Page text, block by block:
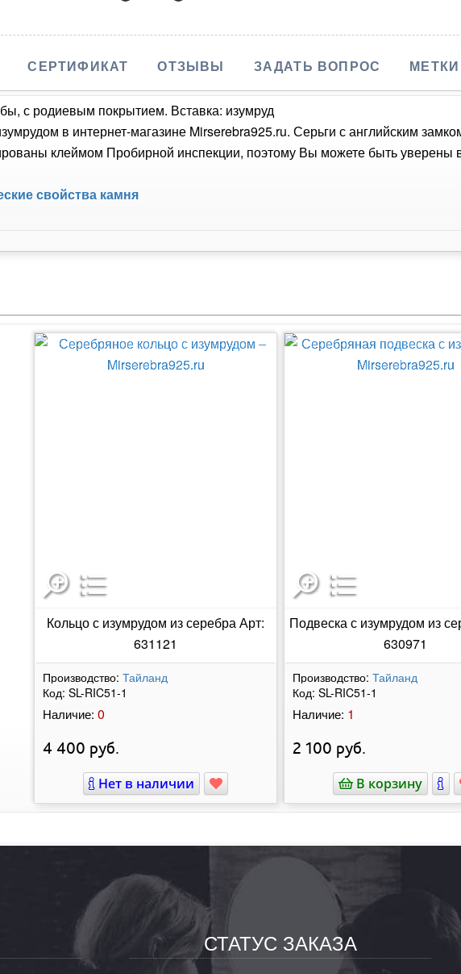
СЕРТИФИКАТ ОТЗЫВЫ ЗАДАТЬ ВОПРОС МЕТКИ
с родиевым покрытием. Вставка: изумруд
в интернет-магазине Mirserebra925.ru. Серьги с английским
клеймом Пробирной инспекции, поэтому Вы можете быть уверены
свойства камня
Кольцо с изумрудом из серебра Арт:
631121
Производство: Тайланд
Код: SL-RIC51-1
Наличие: 0
4 400 руб.
Нет в наличии
Подвеска с изумрудом из
630971
Производство: Тайланд
Код: SL-RIC51-1
Наличие: 1
2 100 руб.
В корзину
СТАТУС ЗАКАЗА